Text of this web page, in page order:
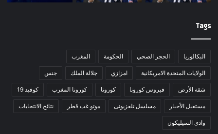
Tags
البكالوريا الحجر الصحي الحكومة المغرب
الولايات المتحدة الامريكانية امزازي جلالة الملك جنس
شقة الأرض فيروس كورونا كورونا كورونا المغرب كوفيد 19
مستقبل الأخبار مسلسل تلفزيونى موتو غب قطر نتائج الانتخابات
وادي السيليكون